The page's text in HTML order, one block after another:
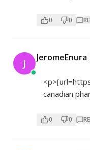
0 0
J JeromeEnura
<p>[url=
canadian
0 0